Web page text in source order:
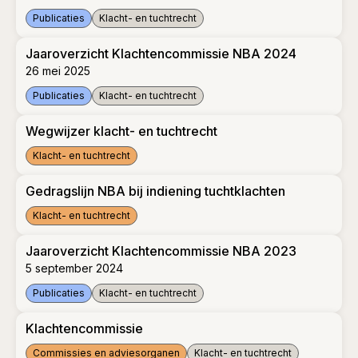
Publicaties Klacht- en tuchtrecht
Jaaroverzicht Klachtencommissie NBA 2024
26 mei 2025
Publicaties Klacht- en tuchtrecht
Wegwijzer klacht- en tuchtrecht
Klacht- en tuchtrecht
Gedragslijn NBA bij indiening tuchtklachten
Klacht- en tuchtrecht
Jaaroverzicht Klachtencommissie NBA 2023
5 september 2024
Publicaties Klacht- en tuchtrecht
Klachtencommissie
Commissies en adviesorganen Klacht- en tuchtrecht